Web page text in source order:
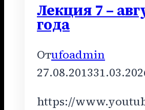
Лекция 7 –
года
Отufoadmin
27.08.2013
https://